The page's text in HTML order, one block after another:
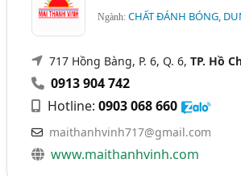
Ngành:CHẤT ĐÁNH BÓNG,
717 Hồng Bàng, P. 6, Q. 6,TP. Hồ
0913 904 742
Hotline:0903 068 660
maithanhvinh717@gmail.com
www.maithanhvinh.com